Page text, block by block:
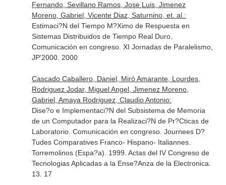
Fernando, Sevillano Ramos, Jose Luis, Jimenez
Moreno, Gabriel, Vicente Diaz, Saturnino, et. al.:
Estimaci?N del Tiempo M?Ximo de Respuesta en
Sistemas Distribuidos de Tiempo Real Duro.
Comunicación en congreso. XI Jornadas de Paralelismo,
JP'2000. 2000
Cascado Caballero, Daniel, Miró Amarante, Lourdes,
Rodriguez Jodar, Miguel Angel, Jimenez Moreno,
Gabriel, Amaya Rodriguez, Claudio Antonio:
Dise?o e Implementaci?N del Subsistema de Memoria
de un Computador para la Realizaci?N de Pr?Cticas de
Laboratorio. Comunicación en congreso. Journees D?
Tudes Comparatives Franco- Hispano- Italiannes.
Torremolinos (Espa?a). 1999. Actas del IV Congreso de
Tecnologias Aplicadas a la Ense?Anza de la Electronica.
13. 17